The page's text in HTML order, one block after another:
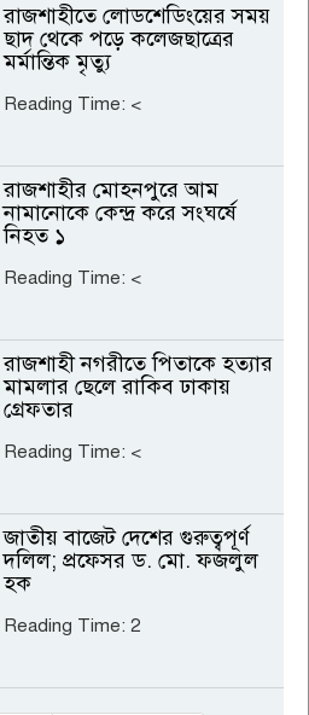
রাজশাহীতে লোডশেডিংয়ের সময়
ছাদ থেকে পড়ে কলেজছাত্রের
মর্মান্তিক মৃত্যু
Reading Time: <
রাজশাহীর মোহনপুরে আম
নামানোকে কেন্দ্র করে সংঘর্ষে
নিহত ১
Reading Time: <
রাজশাহী নগরীতে পিতাকে হত্যার
মামলার ছেলে রাকিব ঢাকায়
গ্রেফতার
Reading Time: <
জাতীয় বাজেট দেশের গুরুত্বপূর্ণ
দলিল; প্রফেসর ড. মো. ফজলুল
হক
Reading Time:2